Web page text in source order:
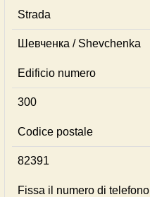
Strada
Шевченка / Shevchenka
Edificio numero
300
Codice postale
82391
Fissa il numero di telefono